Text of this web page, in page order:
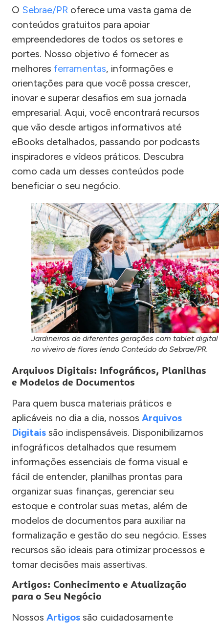
O Sebrae/PR oferece uma vasta gama de
conteúdos gratuitos para apoiar
empreendedores de todos os setores e
portes. Nosso objetivo é fornecer as
melhores ferramentas, informações e
orientações para que você possa crescer,
inovar e superar desafios em sua jornada
empresarial. Aqui, você encontrará recursos
que vão desde artigos informativos até
eBooks detalhados, passando por podcasts
inspiradores e vídeos práticos. Descubra
como cada um desses conteúdos pode
beneficiar o seu negócio.
Jardineiros de diferentes gerações com tablet digital
no viveiro de flores lendo Conteúdo do Sebrae/PR.
Arquivos Digitais: Infográficos, Planilhas
e Modelos de Documentos
Para quem busca materiais práticos e
aplicáveis no dia a dia, nossos Arquivos
Digitais são indispensáveis. Disponibilizamos
infográficos detalhados que resumem
informações essenciais de forma visual e
fácil de entender, planilhas prontas para
organizar suas finanças, gerenciar seu
estoque e controlar suas metas, além de
modelos de documentos para auxiliar na
formalização e gestão do seu negócio. Esses
recursos são ideais para otimizar processos e
tomar decisões mais assertivas.
Artigos: Conhecimento e Atualização
para o Seu Negócio
Nossos Artigos são cuidadosamente